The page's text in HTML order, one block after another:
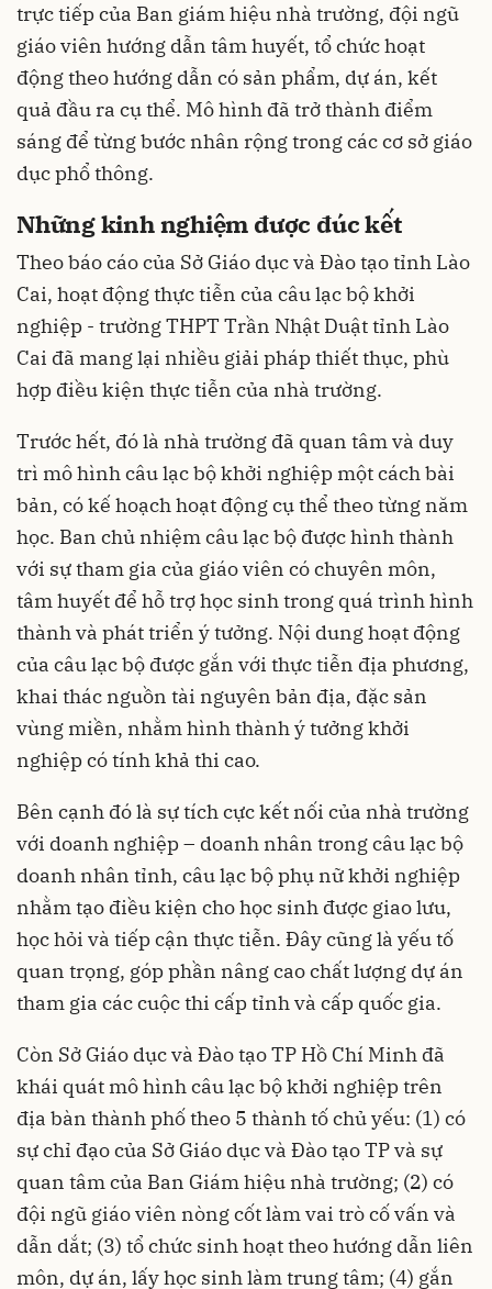
trực tiếp của Ban giám hiệu nhà trường, đội ngũ
giáo viên hướng dẫn tâm huyết, tổ chức hoạt
động theo hướng dẫn có sản phẩm, dự án, kết
quả đầu ra cụ thể. Mô hình đã trở thành điểm
sáng để từng bước nhân rộng trong các cơ sở giáo
dục phổ thông.
Những kinh nghiệm được đúc kết
Theo báo cáo của Sở Giáo dục và Đào tạo tỉnh Lào
Cai, hoạt động thực tiễn của câu lạc bộ khởi
nghiệp - trường THPT Trần Nhật Duật tỉnh Lào
Cai đã mang lại nhiều giải pháp thiết thục, phù
hợp điều kiện thực tiễn của nhà trường.
Trước hết, đó là nhà trường đã quan tâm và duy
trì mô hình câu lạc bộ khởi nghiệp một cách bài
bản, có kế hoạch hoạt động cụ thể theo từng năm
học. Ban chủ nhiệm câu lạc bộ được hình thành
với sự tham gia của giáo viên có chuyên môn,
tâm huyết để hỗ trợ học sinh trong quá trình hình
thành và phát triển ý tưởng. Nội dung hoạt động
của câu lạc bộ được gắn với thực tiễn địa phương,
khai thác nguồn tài nguyên bản địa, đặc sản
vùng miền, nhằm hình thành ý tưởng khởi
nghiệp có tính khả thi cao.
Bên cạnh đó là sự tích cực kết nối của nhà trường
với doanh nghiệp – doanh nhân trong câu lạc bộ
doanh nhân tỉnh, câu lạc bộ phụ nữ khởi nghiệp
nhằm tạo điều kiện cho học sinh được giao lưu,
học hỏi và tiếp cận thực tiễn. Đây cũng là yếu tố
quan trọng, góp phần nâng cao chất lượng dự án
tham gia các cuộc thi cấp tỉnh và cấp quốc gia.
Còn Sở Giáo dục và Đào tạo TP Hồ Chí Minh đã
khái quát mô hình câu lạc bộ khởi nghiệp trên
địa bàn thành phố theo 5 thành tố chủ yếu: (1) có
sự chỉ đạo của Sở Giáo dục và Đào tạo TP và sự
quan tâm của Ban Giám hiệu nhà trường; (2) có
đội ngũ giáo viên nòng cốt làm vai trò cố vấn và
dẫn dắt; (3) tổ chức sinh hoạt theo hướng dẫn liên
môn, dự án, lấy học sinh làm trung tâm; (4) gắn